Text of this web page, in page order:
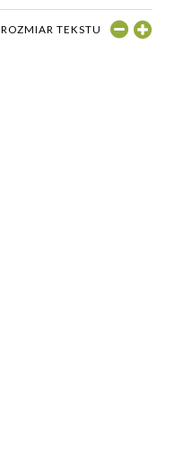
ROZMIAR TEKSTU